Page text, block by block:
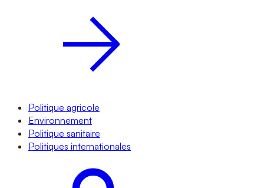
Politique agricole
Environnement
Politique sanitaire
Politiques internationales